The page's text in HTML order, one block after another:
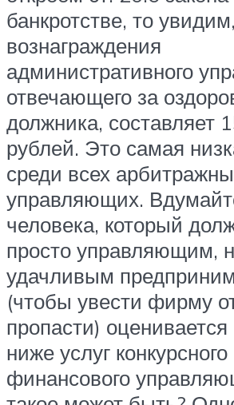
банкротстве, то
вознаграждения
административного
отвечающего за
должника, составляет
рублей. Это самая
среди всех
управляющих.
человека, который
просто управляющим,
удачливым
(чтобы увести фирму
пропасти) оценивается
ниже услуг
финансового